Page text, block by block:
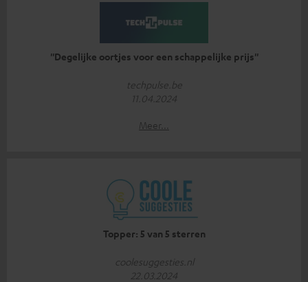
''Degelijke oortjes voor een schappelijke prijs''
techpulse.be
11.04.2024
Meer...
Topper: 5 van 5 sterren
coolesuggesties.nl
22.03.2024